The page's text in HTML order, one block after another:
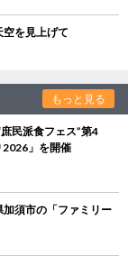
空を見上げて
もっと見る
民派食フェス”第4
2026」を開催
須市の「ファミリー